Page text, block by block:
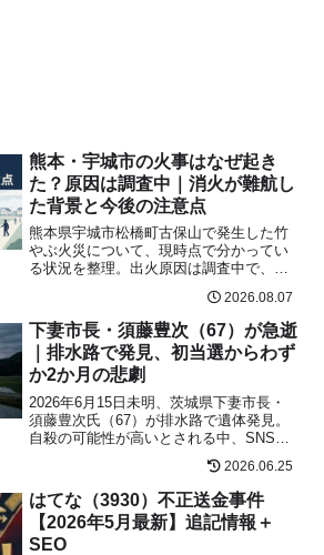
熊本・宇城市の火事はなぜ起き
た？原因は調査中｜消火が難航し
た背景と今後の注意点
熊本県宇城市松橋町古保山で発生した竹
やぶ火災について、現時点で分かってい
る状況を整理。出火原因は調査中で、断
活動に影響しています。住民が確認した
い情報と今後の備えを解説します。
2026.08.07
下妻市長・須藤豊次（67）が急逝
｜排水路で発見、初当選からわず
か2か月の悲劇
2026年6月15日未明、茨城県下妻市長・
須藤豊次氏（67）が排水路で遺体発見。
自殺の可能性が高いとされる中、SNSで
拡散する陰謀論を側近が否定。次の市長
選は7月26日告示・8月2日投開票。24年
間の市議を経てわずか62日で幕を閉じた
市長の生涯と今後を追う。
2026.06.25
はてな（3930）不正送金事件
【2026年5月最新】追記情報＋
SEO